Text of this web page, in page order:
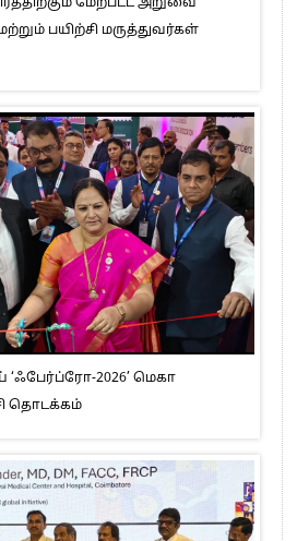
மேற்பட்ட அறுவை
பயிற்சி மருத்துவர்கள்
2026’ மெகா
தொடக்கம்